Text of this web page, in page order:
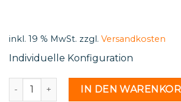
inkl. 19 % MwSt. zzgl. Versandkosten
Individuelle Konfiguration
H 20 22b - 2211041 Menge
IN DEN